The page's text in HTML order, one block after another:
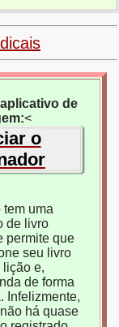
de
<
o
uma
de livro
permite que
seu livro
e,
de forma
Infelizmente,
há quase